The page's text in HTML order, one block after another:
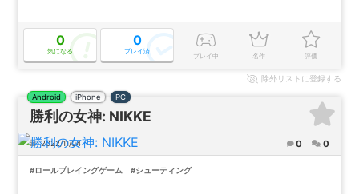
0
気になる
0
プレイ済
プレイ中 名作 評価
除外リストに登録する
勝利の女神: NIKKE
Android iPhone PC
2022/11/04 0 0
#ロールプレイングゲーム #シューティング